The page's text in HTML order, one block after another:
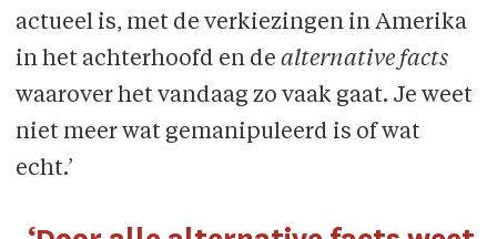
actueel is, met de verkiezingen in Amerika
in het achterhoofd en de alternative facts
waarover het vandaag zo vaak gaat. Je weet
niet meer wat gemanipuleerd is of wat
echt.’